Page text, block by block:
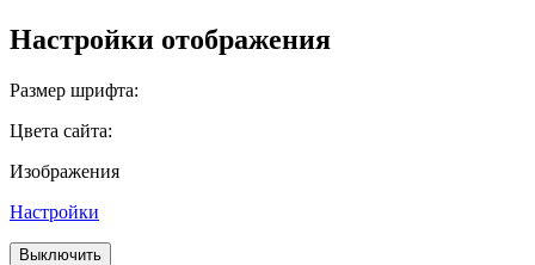
Настройки отображения
Размер шрифта:
Цвета сайта:
Изображения
Настройки
Выключить